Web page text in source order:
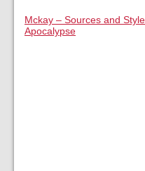
Mckay – Sources and
Apocalypse